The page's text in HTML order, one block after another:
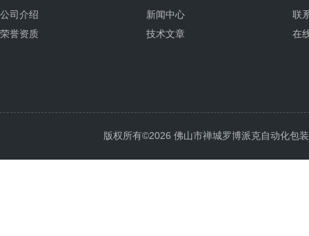
公司介绍
荣誉资质
新闻中心
技术文章
联
在
版权所有©2026 佛山市禅城罗博派克自动化